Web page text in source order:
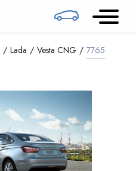
Lada Vesta CNG 7765